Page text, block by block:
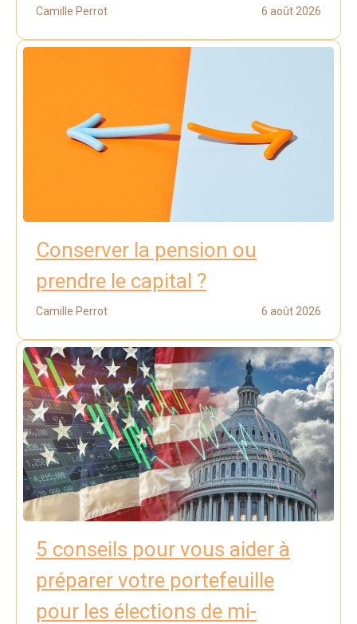
Camille Perrot 6 août 2026
Conserver la pension ou
prendre le capital ?
Camille Perrot 6 août 2026
5 conseils pour vous aider à
préparer votre portefeuille
pour les élections de mi-